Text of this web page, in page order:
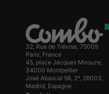
32, Rue de Trévise, 75009
Paris, France
45, place Jacques Mirouze,
34000 Montpellier
José Abascal 56, 2º, 28003,
Madrid, Espagne